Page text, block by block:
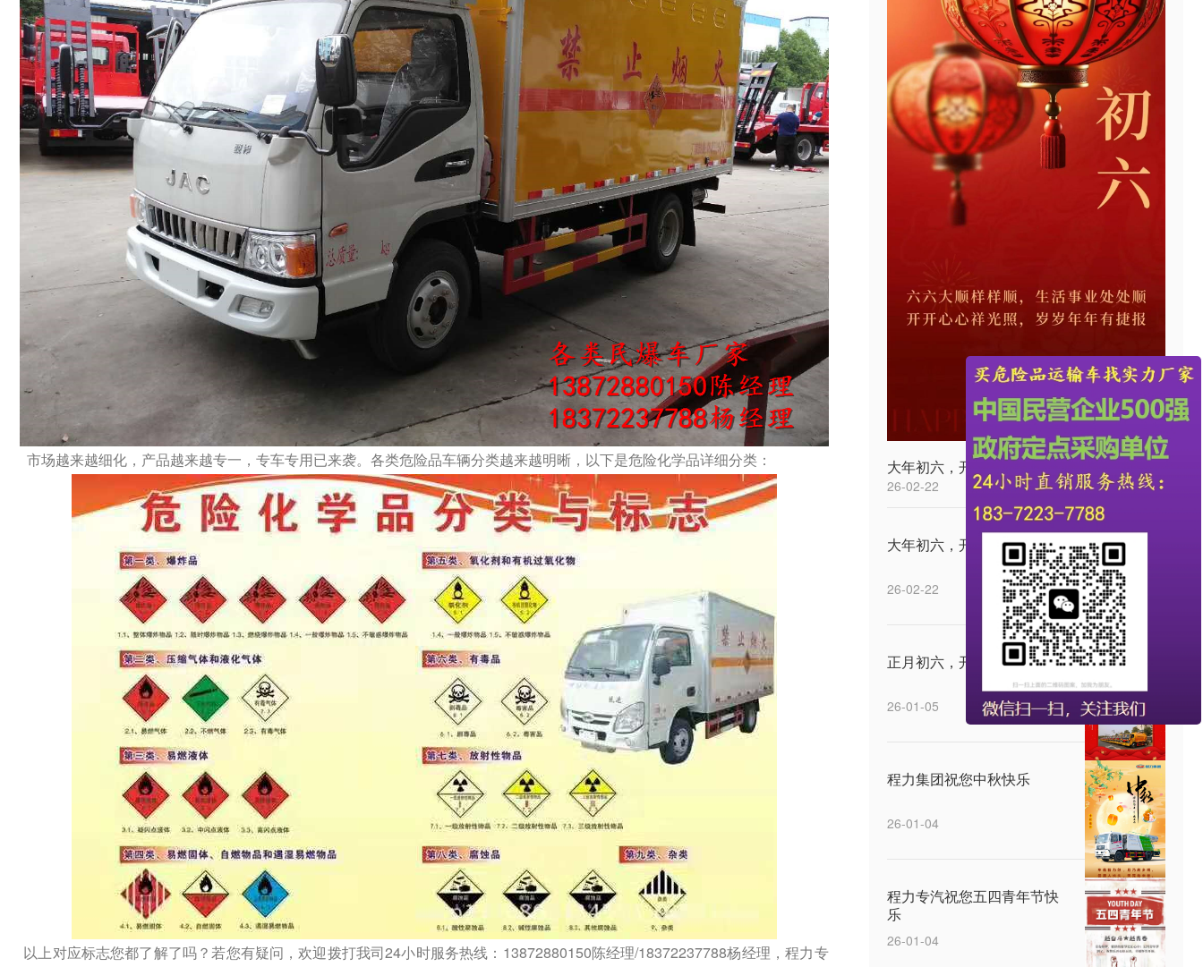
市场越来越细化，产品越来越专一，专车专用已来袭。各类危险品车辆分类越来越明晰，以下是危险化学品详细分类：
以上对应标志您都了解了吗？若您有疑问，欢迎拨打我司24小时服务热线：13872880150陈经理/18372237788杨经理，程力专
大年初六，开工大吉
26-02-22
大年初六，开工大吉
26-02-22
正月初六，开工大吉
26-01-05
程力集团祝您中秋快乐
26-01-04
程力专汽祝您五四青年节快
乐
26-01-04